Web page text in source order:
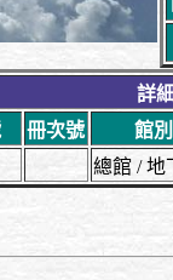
詳
冊次號
館
總館 /